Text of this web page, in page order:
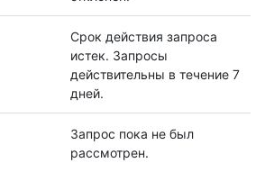
Срок действия запроса
истек. Запросы
действительны в течение 7
дней.
Запрос пока не был
рассмотрен.